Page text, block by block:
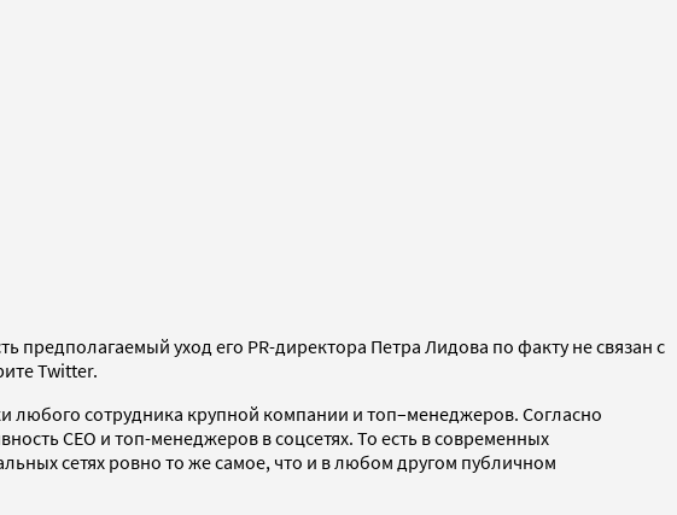
предполагаемый уход его PR-директора Петра Лидова по факту не связан с
Twitter.
любого сотрудника крупной компании и топ–менеджеров. Согласно
CEO и топ-менеджеров в соцсетях. То есть в современных
сетях ровно то же самое, что и в любом другом публичном